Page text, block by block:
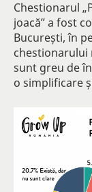
Chestionarul
joacă” a fost
București, în
chestionarului
sunt greu de
o simplificare